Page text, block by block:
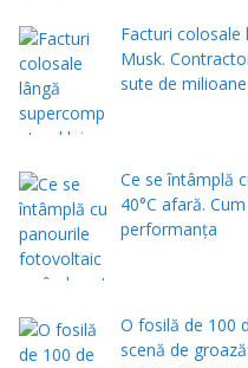
Facturi colosale
Musk.
sute de
Ce se întâmplă
40°C afară.
performanța
O fosilă de 100
scenă de